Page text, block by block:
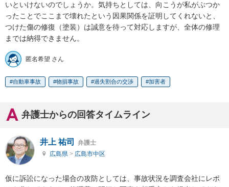
いといけないのでしょうか。気持ちとしては、向こうが私がぶつか
ったことでここまで壊れたという因果関係を証明してくれないと、
つけた傷の修復（塗装）は誠意を待って対応しますが、全体の修理
までは納得できません。
匿名希望 さん
自動車事故 物損事故 過失割合の交渉 加害者
弁護士からの回答タイムライン
井上 祐司
弁護士
広島県 > 広島市中区
仮に訴訟になった場合の攻防としては、事故状況を調査会社にレポ